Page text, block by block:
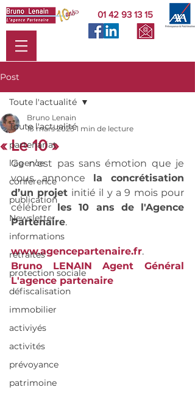
01 42 93 13 15
Post
Toute l'actualité
partenariat
l'agence
conférence
publication
Newsletter
informations
retraites
protection sociale
défiscalisation
immobilier
activiyés
activités
prévoyance
patrimoine
Toute l'actualité
« Le 10 »
Bruno Lenain
18 mars 2025 1 min de lecture
Ce n’est pas sans émotion que je
vous annonce la concrétisation
d’un projet initié il y a 9 mois pour
célébrer les 10 ans de l'Agence
Partenaire.
www.agencepartenaire.fr.
Bruno LENAIN Agent Général
L'agence partenaire